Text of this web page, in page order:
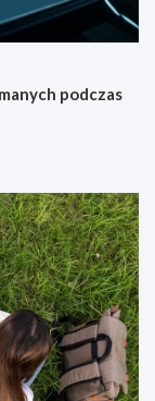
podczas